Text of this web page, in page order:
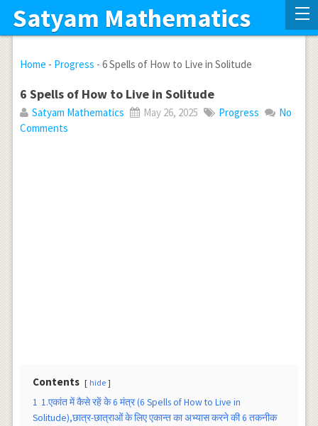
Satyam Mathematics
Home - Progress - 6 Spells of How to Live in Solitude
6 Spells of How to Live in Solitude
Satyam Mathematics May 26, 2025 Progress
No
Comments
Contents hide
1 1.एकांत में कैसे रहें के 6 मंत्र (6 Spells of How to Live in
Solitude),छात्र-छात्राओं के लिए एकान्त का अभ्यास करने की 6 तकनीक